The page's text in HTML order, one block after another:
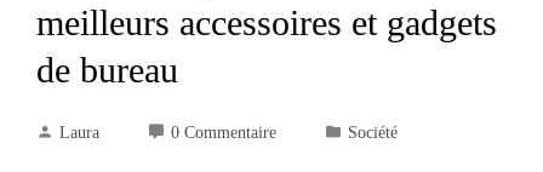
meilleurs accessoires et gadgets
de bureau
Laura 0 Commentaire Société